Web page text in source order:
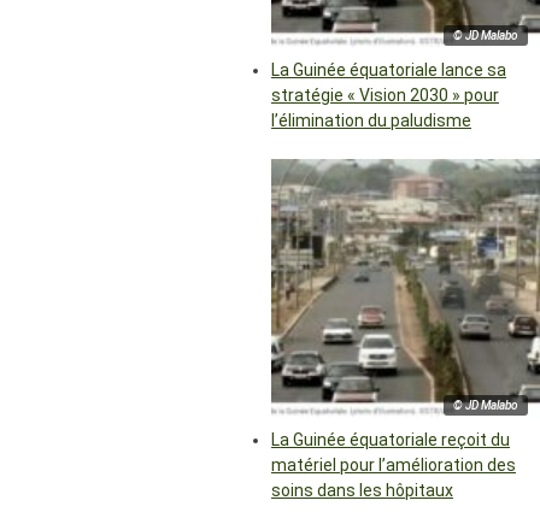
© JD Malabo
La Guinée équatoriale lance sa
stratégie « Vision 2030 » pour
l’élimination du paludisme
© JD Malabo
La Guinée équatoriale reçoit du
matériel pour l’amélioration des
soins dans les hôpitaux